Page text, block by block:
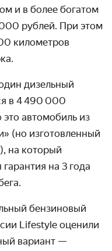
и в более богатом
рублей. При этом
километров
дизельный
в 4 490 000
автомобиль из
(но изготовленный
на который
на 3 года
бензиновый
Lifestyle оценили
вариант —